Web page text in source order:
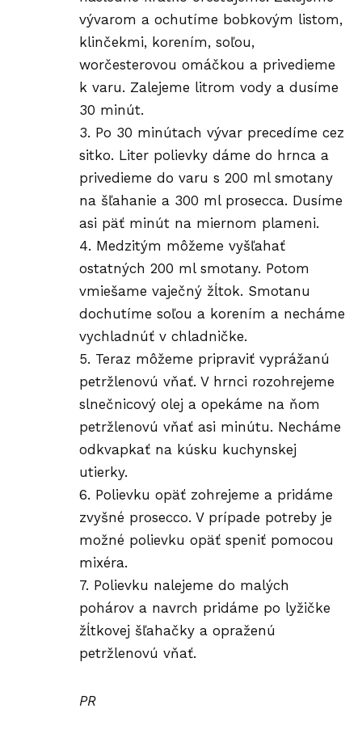
vývarom a ochutíme bobkovým listom,
klinčekmi, korením, soľou,
worčesterovou omáčkou a privedieme
k varu. Zalejeme litrom vody a dusíme
30 minút.
3. Po 30 minútach vývar precedíme cez
sitko. Liter polievky dáme do hrnca a
privedieme do varu s 200 ml smotany
na šľahanie a 300 ml prosecca. Dusíme
asi päť minút na miernom plameni.
4. Medzitým môžeme vyšľahať
ostatných 200 ml smotany. Potom
vmiešame vaječný žĺtok. Smotanu
dochutíme soľou a korením a necháme
vychladnúť v chladničke.
5. Teraz môžeme pripraviť vyprážanú
petržlenovú vňať. V hrnci rozohrejeme
slnečnicový olej a opekáme na ňom
petržlenovú vňať asi minútu. Necháme
odkvapkať na kúsku kuchynskej
utierky.
6. Polievku opäť zohrejeme a pridáme
zvyšné prosecco. V prípade potreby je
možné polievku opäť speniť pomocou
mixéra.
7. Polievku nalejeme do malých
pohárov a navrch pridáme po lyžičke
žĺtkovej šľahačky a opraženú
petržlenovú vňať.
PR